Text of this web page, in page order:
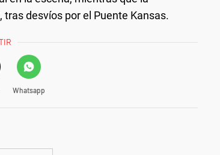
, tras desvíos por el Puente Kansas.
Whatsapp